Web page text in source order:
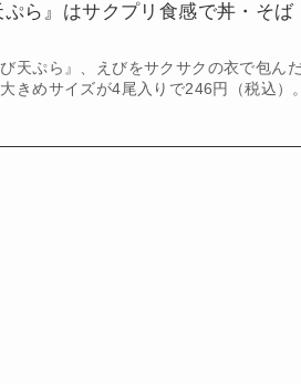
ら』はサクプリ食感で丼・そば
天ぷら』、えびをサクサクの衣で包ん
きめサイズが4尾入りで246円（税込）